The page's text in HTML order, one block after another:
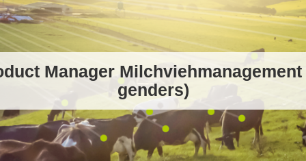
Manager Milchviehmanagement
genders)